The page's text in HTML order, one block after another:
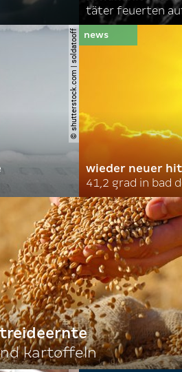
täter feuerten
© shutterstock.com | soldatooff
wieder neuer
41,2 grad in bad
kartoffeln